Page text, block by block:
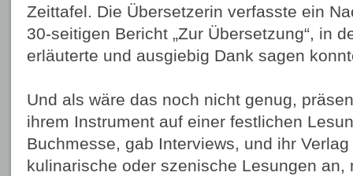
Zeittafel. Die Übersetzerin verfasste ein
30-seitigen Bericht „Zur Übersetzung“, in
erläuterte und ausgiebig Dank sagen
Und als wäre das noch nicht genug,
ihrem Instrument auf einer festlichen
Buchmesse, gab Interviews, und ihr
kulinarische oder szenische Lesungen an,